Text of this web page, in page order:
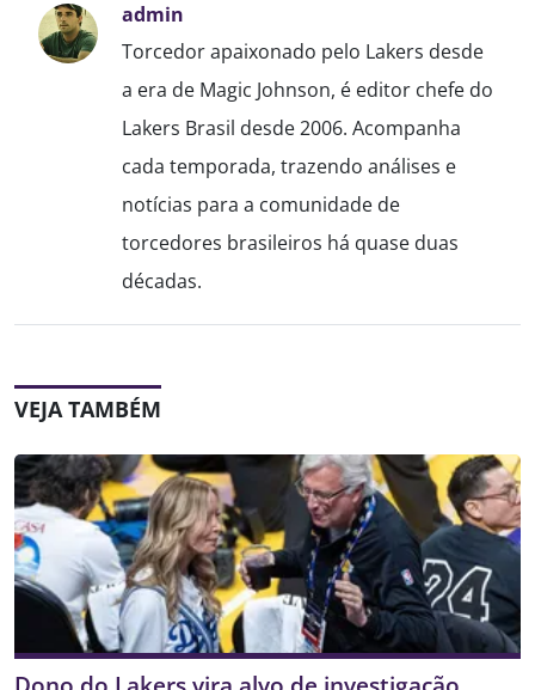
admin
Torcedor apaixonado pelo Lakers desde
a era de Magic Johnson, é editor chefe do
Lakers Brasil desde 2006. Acompanha
cada temporada, trazendo análises e
notícias para a comunidade de
torcedores brasileiros há quase duas
décadas.
VEJA TAMBÉM